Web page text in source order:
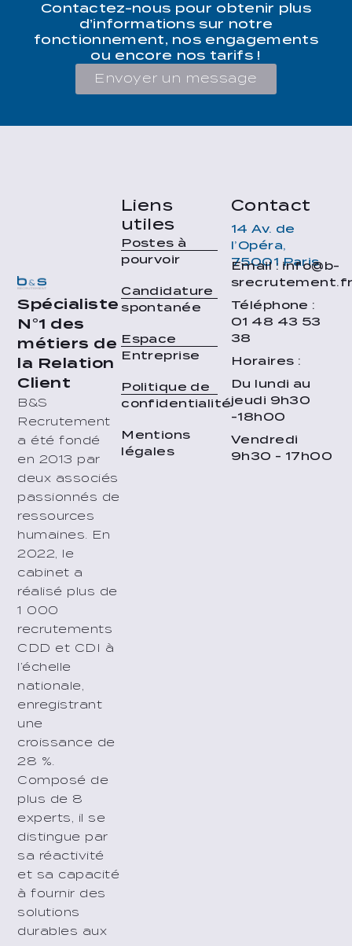
Contactez-nous pour obtenir plus
d’informations sur notre
fonctionnement, nos engagements
ou encore nos tarifs !
Envoyer un message
Spécialiste
N°1 des
métiers de
la Relation
Client
B&S
Recrutement
a été fondé
en 2013 par
deux associés
passionnés de
ressources
humaines. En
2022, le
cabinet a
réalisé plus de
1 000
recrutements
CDD et CDI à
l’échelle
nationale,
enregistrant
une
croissance de
28 %.
Composé de
plus de 8
experts, il se
distingue par
sa réactivité
et sa capacité
à fournir des
solutions
durables aux
Liens
utiles
Postes à
pourvoir
Candidature
spontanée
Espace
Entreprise
Politique de
confidentialité
Mentions
légales
Contact
14 Av. de
l’Opéra,
75001 Paris
Email : info@b-
Téléphone :
01 48 43 53
38
Horaires :
Du lundi au
jeudi 9h30
-18h00
Vendredi
9h30 - 17h00